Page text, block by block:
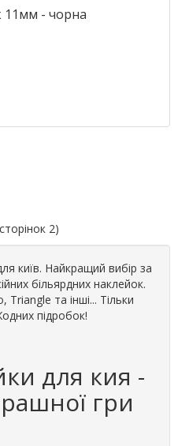
11мм - чорна
2)
київ. Найкращий вибір за
більярдних наклейок.
та інші... Тільки
підробок!
для кия -
гри